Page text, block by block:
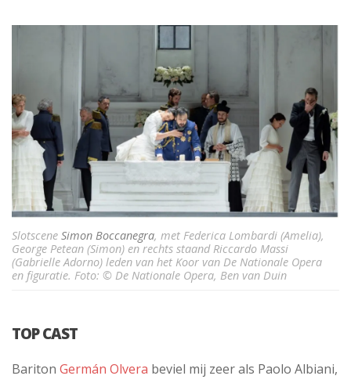
Slotscene Simon Boccanegra, met Federica Lombardi (Amelia),
George Petean (Simon) en rechts staand Riccardo Massi
(Gabrielle Adorno) leden van het Koor van De Nationale Opera
en figuratie. Foto: © De Nationale Opera, Ben van Duin
TOP CAST
Bariton Germán Olvera beviel mij zeer als Paolo Albiani,